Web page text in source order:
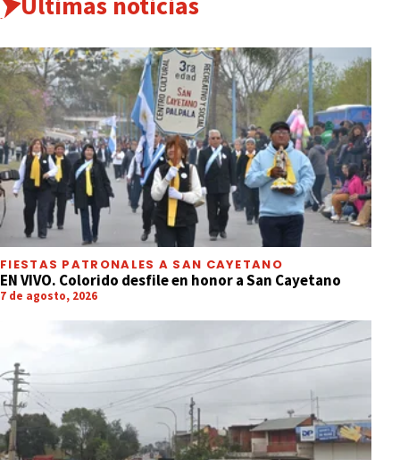
FIESTAS PATRONALES A SAN CAYETANO
EN VIVO. Colorido desfile en honor a San Cayetano
7 de agosto, 2026